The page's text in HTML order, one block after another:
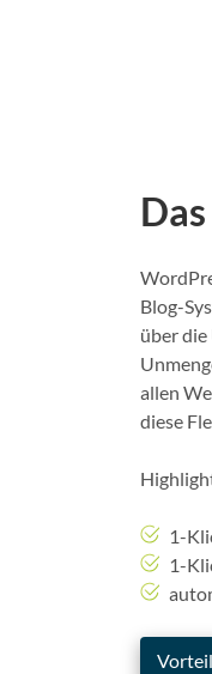
Blog-
über
allen
diese
1-
1-